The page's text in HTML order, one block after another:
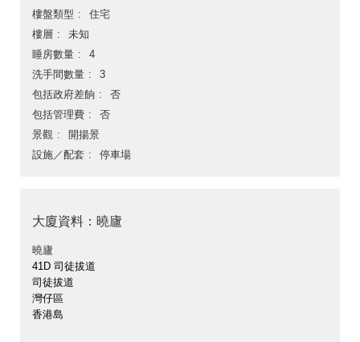
樓盤類型
住宅
樓層
未知
睡房數量
4
洗手間數量
3
包括政府差餉
否
包括管理費
否
景觀
開揚景
設施／配套
停車場
大廈資料：曉廬
曉廬
41D 司徒拔道
司徒拔道
灣仔區
香港島